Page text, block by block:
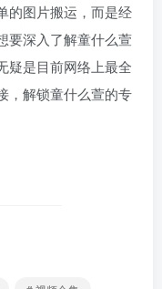
的图片搬运，而是经
要深入了解童什么萱
疑是目前网络上最全
，解锁童什么萱的专